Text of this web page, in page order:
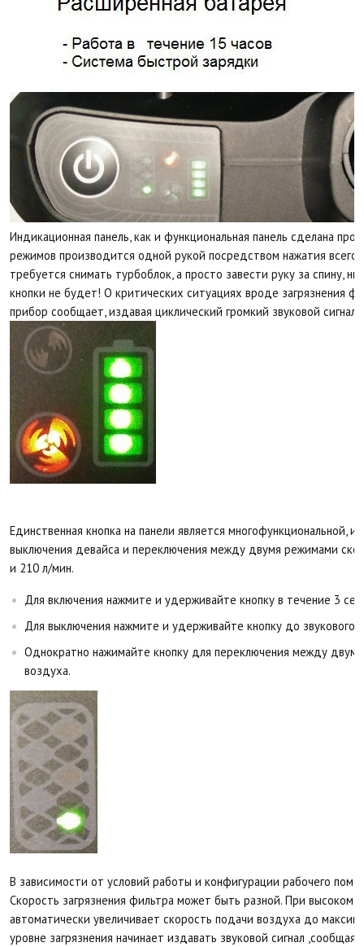
Индикационная панель, как и функциональная панель сделана
режимов производится одной рукой посредством нажатия всего
требуется снимать турбоблок, а просто завести руку за спину,
кнопки не будет! О критических ситуациях вроде загрязнения
прибор сообщает, издавая циклический громкий звуковой сигнал.
Единственная кнопка на панели является многофункциональной,
выключения девайса и переключения между двумя режимами
и 210 л/мин.
Для включения нажмите и удерживайте кнопку в течение 3
Для выключения нажмите и удерживайте кнопку до звукового
Однократно нажимайте кнопку для переключения между
воздуха.
В зависимости от условий работы и конфигурации рабочего
Скорость загрязнения фильтра может быть разной. При высоком
автоматически увеличивает скорость подачи воздуха до
уровне загрязнения начинает издавать звуковой сигнал